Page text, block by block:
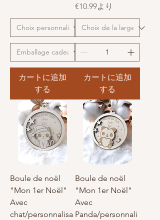
カートに追加
する
€10.99より
セール価格
カートに追加
する
Boule de noël
"Mon 1er Noël"
Avec
chat/personnalisa
Boule de noël
"Mon 1er Noël"
Avec
Panda/personnali